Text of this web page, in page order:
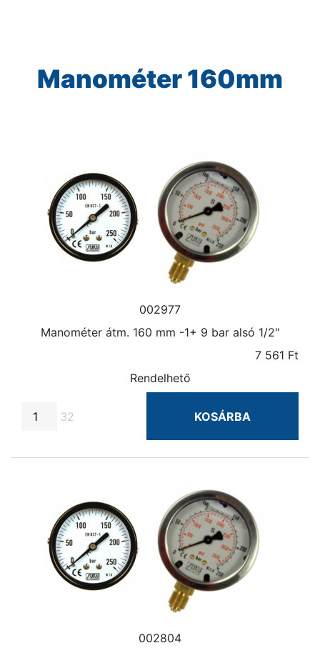
Manométer 160mm
002977
Manométer átm. 160 mm -1+ 9 bar alsó 1/2"
7 561 Ft
Rendelhető
32 KOSÁRBA
002804